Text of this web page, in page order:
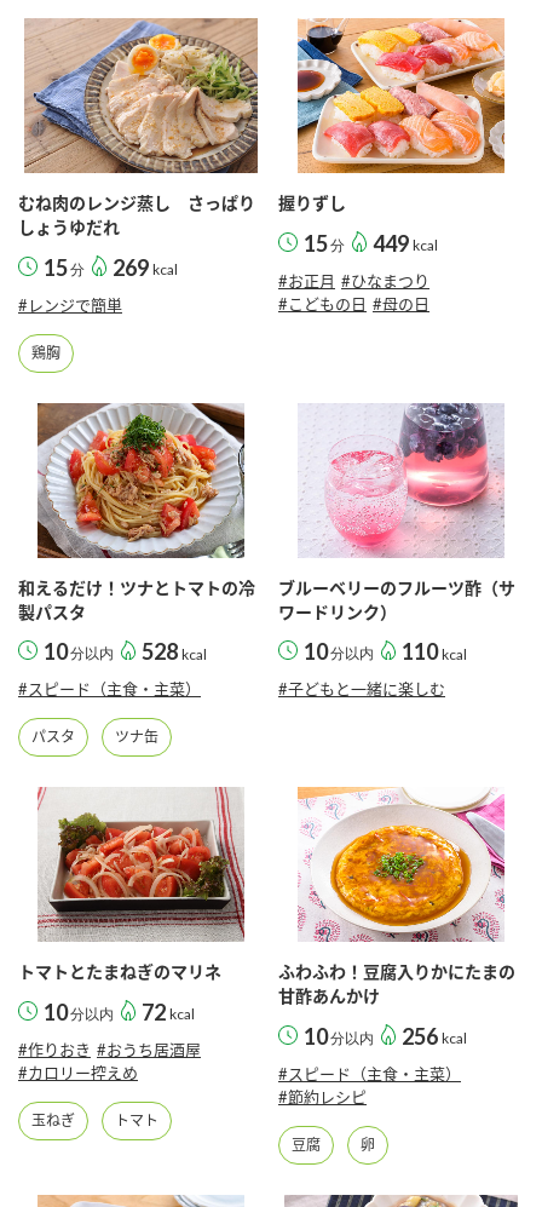
納豆 Fibee
千夜
スペシャルサイト
お酢を知ろう！
すしラボ
ぽん酢サワー
納豆の豆知識
鍋奉行マニュアル
ミツカンのCM
ロングセラー商品 ＋ おすすめレシピ
人気商品 ＋ おすすめレシピ
MIM（ミツカンミュージアム）
各部門が大切にしていること
おいしさと健康への取り組み
販売終了製品のご案内
よくあるご質問
お問い合わせ
地図から取り扱い店舗を探す
検索
業務用サイト ミツカングループについて 製造所固有記号一覧
むね肉のレンジ蒸し さっぱり
しょうゆだれ
15分 269 kcal
#レンジで簡単
鶏胸
握りずし
15分 449 kcal
#お正月 #ひなまつり
#こどもの日 #母の日
和えるだけ！ツナとトマトの冷
製パスタ
10分以内 528 kcal
#スピード（主食・主菜）
パスタ ツナ缶
ブルーベリーのフルーツ酢（サ
ワードリンク）
10分以内 110 kcal
#子どもと一緒に楽しむ
トマトとたまねぎのマリネ
10分以内 72 kcal
#作りおき #おうち居酒屋
#カロリー控えめ
玉ねぎ トマト
ふわふわ！豆腐入りかにたまの
甘酢あんかけ
10分以内 256 kcal
#スピード（主食・主菜）
#節約レシピ
豆腐 卵